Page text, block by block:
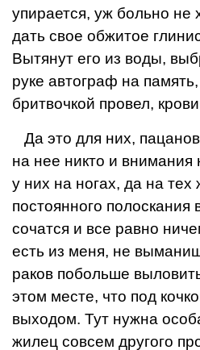
упирается, уж больно не
дать свое обжитое
Вытянут его из воды,
руке автограф на
бритвочкой провел,
Да это для них,
на нее никто и
у них на ногах, да на тех
постоянного
сочатся и все равно
есть из меня, не
раков побольше
этом месте, что под
выходом. Тут нужна
жилец совсем другого